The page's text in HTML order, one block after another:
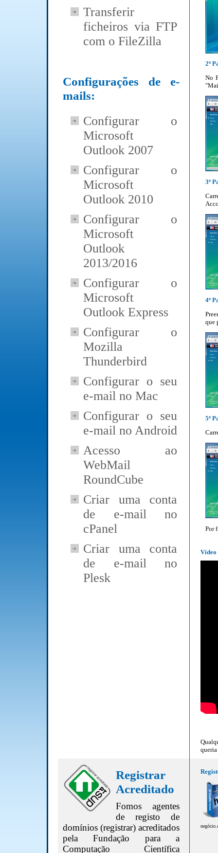
Transferir
ficheiros via FTP
com o FileZilla
Configurações de e-
mails:
Configurar o
Microsoft
Outlook 2007
Configurar o
Microsoft
Outlook 2010
Configurar o
Microsoft
Outlook
2013/2016
Configurar o
Microsoft
Outlook Express
Configurar o
Mozilla
Thunderbird
Configurar o seu
e-mail no Mac
Configurar o seu
e-mail no Android
Acesso ao
WebMail
RoundCube
Criar uma conta
de e-mail no
cPanel
Criar uma conta
de e-mail no
Plesk
2º
No
3º
4º
que
5º
Por
Vídeo
Registrar
Acreditado
Fomos agentes
de registo de
domínios (registrar) acreditados
pela Fundação para a
Computação Científica